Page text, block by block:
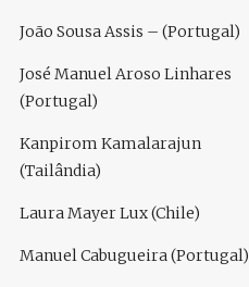
João Sousa Assis – (Portugal)
José Manuel Aroso Linhares
(Portugal)
Kanpirom Kamalarajun
(Tailândia)
Laura Mayer Lux (Chile)
Manuel Cabugueira (Portugal)